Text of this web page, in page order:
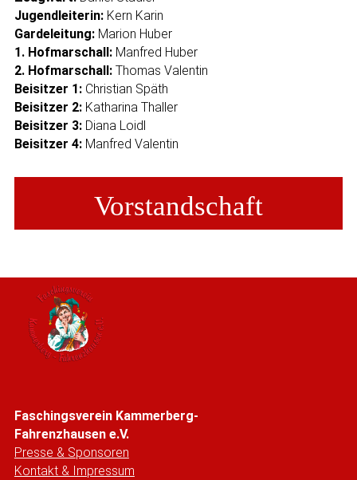
Jugendleiterin:Kern Karin
Gardeleitung: Marion Huber
1. Hofmarschall: Manfred Huber
2. Hofmarschall:Thomas Valentin
Beisitzer 1:Christian Späth
Beisitzer 2:Katharina Thaller
Beisitzer 3:Diana Loidl
Beisitzer 4:Manfred Valentin
Vorstandschaft
Faschingsverein Kammerberg-
Fahrenzhausen e.V.
Presse & Sponsoren
Kontakt & Impressum